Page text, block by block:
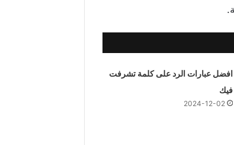
افضل عبارات الرد على كلمة تشرفت
فيك
2024-12-02